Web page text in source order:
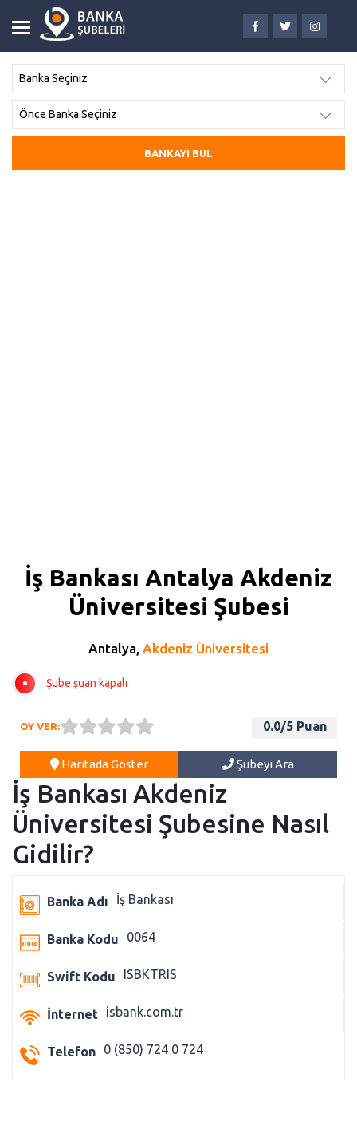
İş Bankası Antalya Akdeniz
Üniversitesi Şubesi
Antalya, Akdeniz Üniversitesi
Şube şuan kapalı
OY VER: 0.0/5 Puan
Haritada Göster Şubeyi Ara
İş Bankası Akdeniz
Üniversitesi Şubesine Nasıl
Gidilir?
Banka Adı İş Bankası
Banka Kodu 0064
Swift Kodu ISBKTRIS
İnternet isbank.com.tr
Telefon 0 (850) 724 0 724